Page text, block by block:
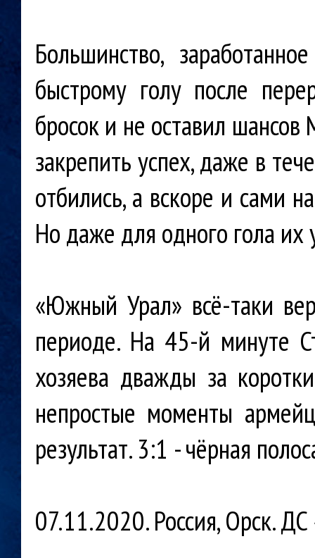
Большинство,
быстрому голу после
бросок и не оставил
закрепить успех, даже в
отбились, а вскоре и сами
Но даже для одного гола их
«Южный Урал» всё-таки
периоде. На 45-й минуте
хозяева дважды за
непростые моменты
результат. 3:1 - чёрная
07.11.2020. Россия, Орск.